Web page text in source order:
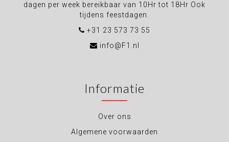
dagen per week bereikbaar van 10Hr tot 18Hr Ook
tijdens feestdagen.
+31 23 573 73 55
info@F1.nl
Informatie
Over ons
Algemene voorwaarden